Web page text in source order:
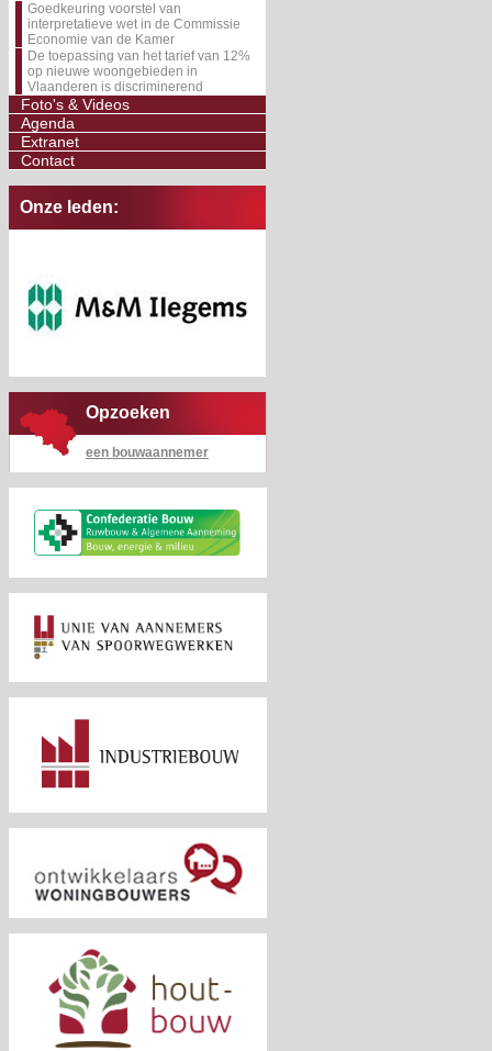
Goedkeuring voorstel van
interpretatieve wet in de Commissie
Economie van de Kamer
De toepassing van het tarief van 12%
op nieuwe woongebieden in
Vlaanderen is discriminerend
Foto's & Videos
Agenda
Extranet
Contact
Onze leden:
Opzoeken
een bouwaannemer